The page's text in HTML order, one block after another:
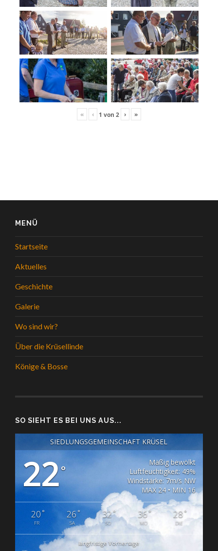
« ‹ 1 von 2 › »
MENÜ
Startseite
Aktuelles
Geschichte
Galerie
Wo sind wir?
Über die Krüsellinde
Könige & Bosse
SO SIEHT ES BEI UNS AUS...
SIEDLUNGSGEMEINSCHAFT KRÜSEL
22°
Mäßig bewölkt
Luftfeuchtigkeit: 49%
Windstärke: 7m/s NW
MAX 24 • MIN 16
20°
FR
26°
SA
32°
SO
36°
MO
28°
DIE
langfristige Vorhersage